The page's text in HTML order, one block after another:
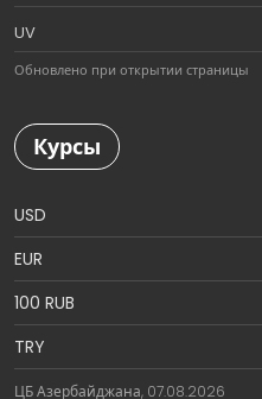
UV
Обновлено при открытии страницы
Курсы
USD
EUR
100 RUB
TRY
ЦБ Азербайджана, 07.08.2026